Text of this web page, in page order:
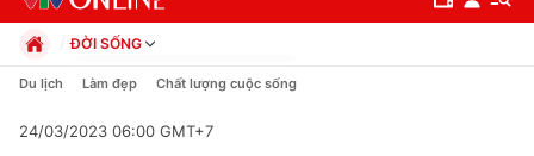
ĐỜI SỐNG
Chính trị
Pháp luật
Du lịch Làm đẹp Chất lượng cuộc sống
24/03/2023 06:00 GMT+7